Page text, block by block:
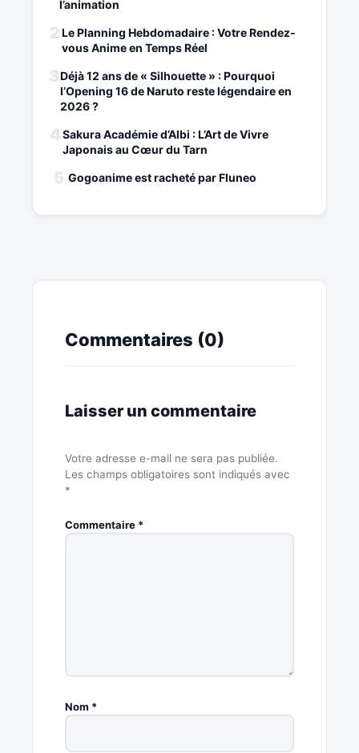
l’animation
2Le Planning Hebdomadaire : Votre Rendez-
vous Anime en Temps Réel
3Déjà 12 ans de « Silhouette » : Pourquoi
l’Opening 16 de Naruto reste légendaire en
2026 ?
4Sakura Académie d’Albi : L’Art de Vivre
Japonais au Cœur du Tarn
5 Gogoanime est racheté par Fluneo
Commentaires (0)
Laisser un commentaire
Votre adresse e-mail ne sera pas publiée.
Les champs obligatoires sont indiqués avec
*
Commentaire *
Nom *